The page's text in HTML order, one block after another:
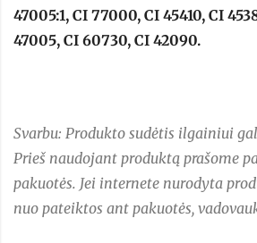
47005:1, CI 77000, CI 45410, CI
47005, CI 60730, CI 42090.
Svarbu: Produkto sudėtis ilgainiui
Prieš naudojant produktą prašome
pakuotės. Jei internete nurodyta
nuo pateiktos ant pakuotės,